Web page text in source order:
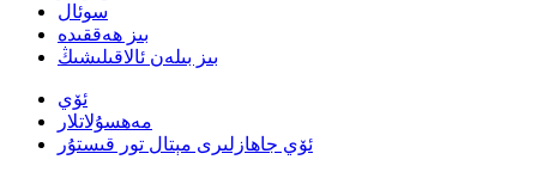
سوئال
بىز ھەققىدە
بىز بىلەن ئالاقىلىشىڭ
ئۆي
مەھسۇلاتلار
ئۆي جاھازلىرى مېتال تور قىستۇر